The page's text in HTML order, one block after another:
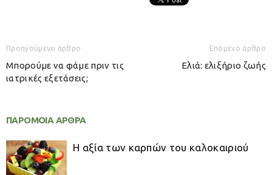
Προηγούμενο άρθρο
Μπορούμε να φάμε πριν τις
ιατρικές εξετάσεις;
Επόμενο άρθρο
Ελιά: ελιξήριο ζωής
ΠΑΡΟΜΟΙΑ ΑΡΘΡΑ
Η αξία των καρπών του καλοκαιριού